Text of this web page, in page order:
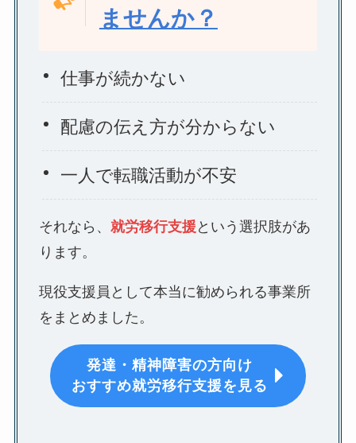
ませんか？
仕事が続かない
配慮の伝え方が分からない
一人で転職活動が不安
それなら、 就労移行支援 という選択肢があ
ります。
現役支援員として本当に勧められる事業所
をまとめました。
発達・精神障害の方向け
おすすめ就労移行支援を見る